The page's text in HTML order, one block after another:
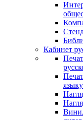
Кабинет